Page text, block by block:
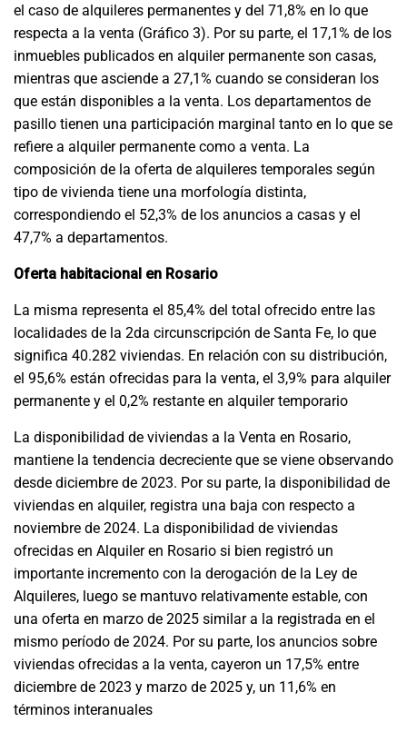
el caso de alquileres permanentes y del 71,8% en lo que
respecta a la venta (Gráfico 3). Por su parte, el 17,1% de los
inmuebles publicados en alquiler permanente son casas,
mientras que asciende a 27,1% cuando se consideran los
que están disponibles a la venta. Los departamentos de
pasillo tienen una participación marginal tanto en lo que se
refiere a alquiler permanente como a venta. La
composición de la oferta de alquileres temporales según
tipo de vivienda tiene una morfología distinta,
correspondiendo el 52,3% de los anuncios a casas y el
47,7% a departamentos.
Oferta habitacional en Rosario
La misma representa el 85,4% del total ofrecido entre las
localidades de la 2da circunscripción de Santa Fe, lo que
significa 40.282 viviendas. En relación con su distribución,
el 95,6% están ofrecidas para la venta, el 3,9% para alquiler
permanente y el 0,2% restante en alquiler temporario
La disponibilidad de viviendas a la Venta en Rosario,
mantiene la tendencia decreciente que se viene observando
desde diciembre de 2023. Por su parte, la disponibilidad de
viviendas en alquiler, registra una baja con respecto a
noviembre de 2024. La disponibilidad de viviendas
ofrecidas en Alquiler en Rosario si bien registró un
importante incremento con la derogación de la Ley de
Alquileres, luego se mantuvo relativamente estable, con
una oferta en marzo de 2025 similar a la registrada en el
mismo período de 2024. Por su parte, los anuncios sobre
viviendas ofrecidas a la venta, cayeron un 17,5% entre
diciembre de 2023 y marzo de 2025 y, un 11,6% en
términos interanuales